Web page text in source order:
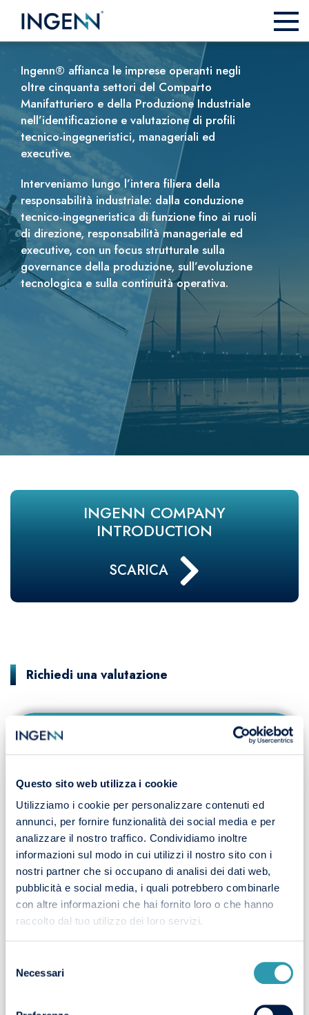
Questo sito web utilizza i cookie
Utilizziamo i cookie per personalizzare contenuti ed
annunci, per fornire funzionalità dei social media e per
analizzare il nostro traffico. Condividiamo inoltre
informazioni sul modo in cui utilizzi il nostro sito con i
nostri partner che si occupano di analisi dei dati web,
pubblicità e social media, i quali potrebbero combinarle
con altre informazioni che hai fornito loro o che hanno
raccolto dal tuo utilizzo dei loro servizi.
delNecessari
Ingenn® affianca le imprese operanti negli
oltre cinquanta settori del Comparto
Manifatturiero e della Produzione Industriale
nell’identificazione e valutazione di profili
tecnico-ingegneristici, manageriali ed
executive.
Interveniamo lungo l’intera filiera della
responsabilità industriale: dalla conduzione
tecnico-ingegneristica di funzione fino ai ruoli
di direzione, responsabilità manageriale ed
executive, con un focus strutturale sulla
governance della produzione, sull’evoluzione
tecnologica e sulla continuità operativa.
INGENN COMPANY
INTRODUCTION
SCARICA
Richiedi una valutazione
INSERISCI I TUOI RIFERIMENTI*
PER AVVIARE UNA
ESIGENZE
*Il presente modulo è riservato alle organizzazioni
che intendono conferire a Ingenn® un mandato di
identificazione e valutazione di profili tecnico-
ingegneristici, manageriali ed executive. I
professionisti interessati a proporsi come candidati
sono invitati a consultare l’apposita sezione
CANDIDATI.